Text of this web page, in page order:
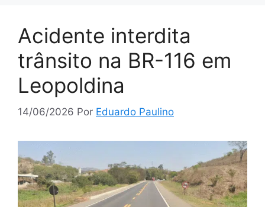
Acidente interdita
trânsito na BR-116 em
Leopoldina
14/06/2026 Por Eduardo Paulino